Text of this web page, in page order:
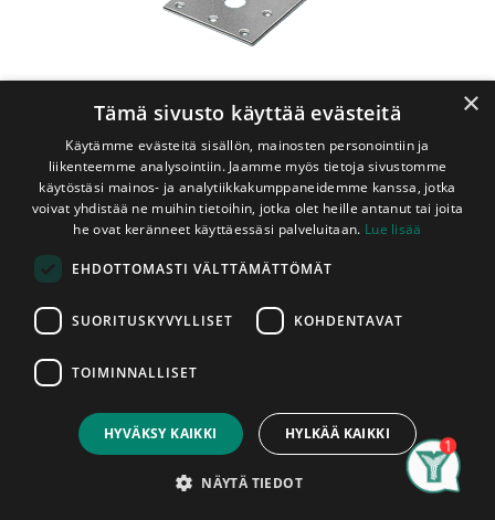
1,00€
Account
Shop Kulmarauta 50x50x35 mm Wurth
Kulmarauta 50x50x35 mm Wurth
1,00€
×
Tämä sivusto käyttää evästeitä
Käytämme evästeitä sisällön, mainosten personointiin ja
liikenteemme analysointiin. Jaamme myös tietoja sivustomme
käytöstäsi mainos- ja analytiikkakumppaneidemme kanssa, jotka
voivat yhdistää ne muihin tietoihin, jotka olet heille antanut tai joita
he ovat keränneet käyttäessäsi palveluitaan. Lue lisää
EHDOTTOMASTI VÄLTTÄMÄTTÖMÄT
SUORITUSKYVYLLISET KOHDENTAVAT
TOIMINNALLISET
HYVÄKSY KAIKKI HYLKÄÄ KAIKKI
NÄYTÄ TIEDOT